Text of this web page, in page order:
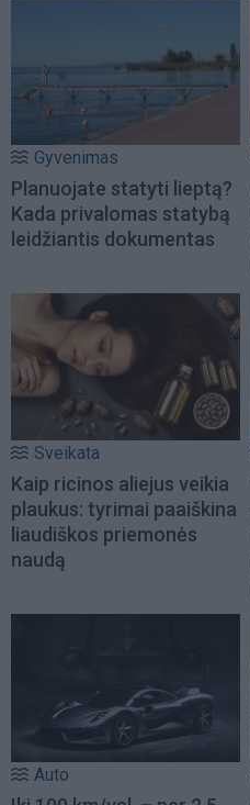
Gyvenimas
Planuojate statyti lieptą?
Kada privalomas statybą
leidžiantis dokumentas
Sveikata
Kaip ricinos aliejus veikia
plaukus: tyrimai paaiškina
liaudiškos priemonės
naudą
Auto